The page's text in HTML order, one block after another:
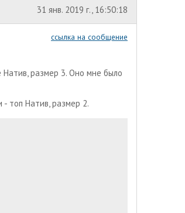
31 янв. 2019 г., 16:50:18
ссылка на сообщение
размер 3. Оно мне было
топ Натив, размер 2.